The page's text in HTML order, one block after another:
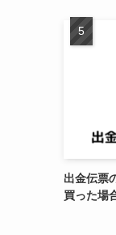
出金伝票
買った場